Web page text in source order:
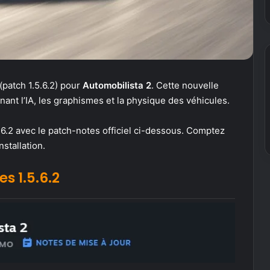
1.5.6.2) pour Automobilista 2. Cette nouvelle
l’IA, les graphismes et la physique des véhicules.
avec le patch-notes officiel ci-dessous. Comptez
1.5.6.2